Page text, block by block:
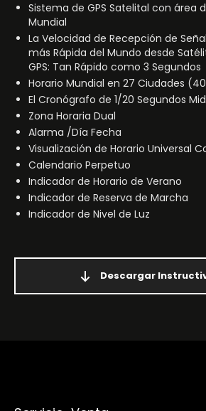
Sistema de GPS Satelital con área
Mundial
La Velocidad de Recepción de
más Rápida del Mundo desde
GPS: Tan Rápido como 3 Segundos
Horario Mundial en 27 Ciudades
El Cronógrafo de 1/20 Segundos
Zona Horaria Dual
Alarma /Día Fecha
Visualización de Horario Universal
Calendario Perpetuo
Indicador de Horario de Verano
Indicador de Reserva de Marcha
Indicador de Nivel de Luz
Descargar